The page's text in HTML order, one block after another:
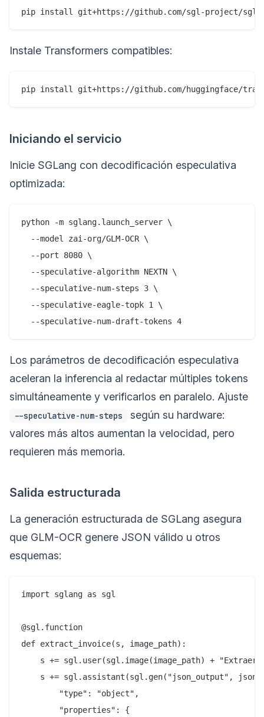
Instale Transformers compatibles:
Iniciando el servicio
Inicie SGLang con decodificación especulativa
optimizada:
python -m sglang.launch_server \
  --model zai-org/GLM-OCR \
  --port 8080 \
  --speculative-algorithm NEXTN \
  --speculative-num-steps 3 \
  --speculative-eagle-topk 1 \
Los parámetros de decodificación especulativa
aceleran la inferencia al redactar múltiples tokens
simultáneamente y verificarlos en paralelo. Ajuste
--speculative-num-steps
según su hardware:
valores más altos aumentan la velocidad, pero
requieren más memoria.
Salida estructurada
La generación estructurada de SGLang asegura
que GLM-OCR genere JSON válido u otros
esquemas:
import sglang as sgl
@sgl.function
def extract_invoice(s, image_path):
s += sgl.user(sgl.image(image_path) + "Extraer
s += sgl.assistant(sgl.gen("json_output",
        "type": "object",
        "properties": {